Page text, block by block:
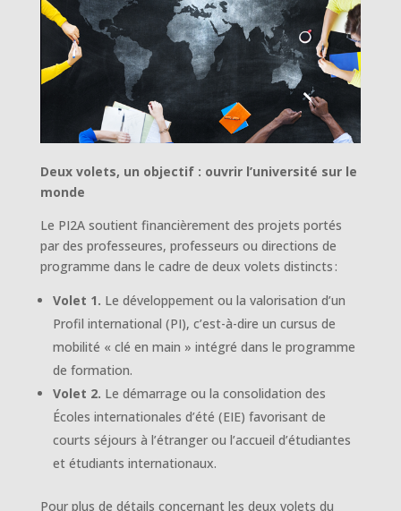
Deux volets, un objectif : ouvrir l’université sur le
monde
Le PI2A soutient financièrement des projets portés
par des professeures, professeurs ou directions de
programme dans le cadre de deux volets distincts :
Volet 1. Le développement ou la valorisation d’un
Profil international (PI), c’est-à-dire un cursus de
mobilité « clé en main » intégré dans le programme
de formation.
Volet 2. Le démarrage ou la consolidation des
Écoles internationales d’été (EIE) favorisant de
courts séjours à l’étranger ou l’accueil d’étudiantes
et étudiants internationaux.
Pour plus de détails concernant les deux volets du